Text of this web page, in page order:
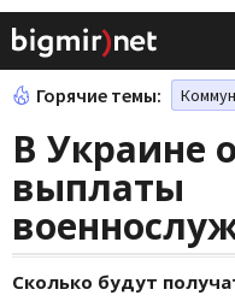
Горячие темы:
В Украине
выплаты
Сколько будут